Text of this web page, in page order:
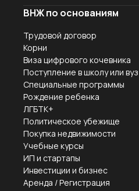
ВНЖ по основаниям
Трудовой договор
Корни
Виза цифрового кочевника
Поступление в школу или вуз
Специальные программы
Рождение ребенка
ЛГБТК+
Политическое убежище
Покупка недвижимости
Учебные курсы
ИП и стартапы
Инвестиции и бизнес
Аренда / Регистрация